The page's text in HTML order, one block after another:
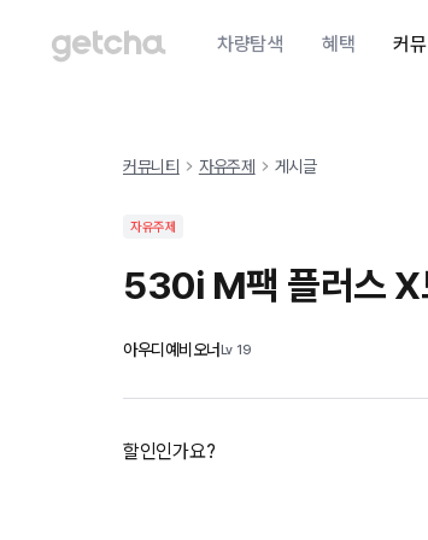
차량탐색 혜택 커
커뮤니티 자유주제 게시글
자유주제
530i M팩 플러스 X
아우디예비오너 Lv 19
할인인가요?